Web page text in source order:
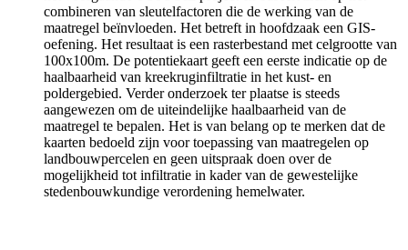
combineren van sleutelfactoren die de werking van de
maatregel beïnvloeden. Het betreft in hoofdzaak een GIS-
oefening. Het resultaat is een rasterbestand met celgrootte van
100x100m. De potentiekaart geeft een eerste indicatie op de
haalbaarheid van kreekruginfiltratie in het kust- en
poldergebied. Verder onderzoek ter plaatse is steeds
aangewezen om de uiteindelijke haalbaarheid van de
maatregel te bepalen. Het is van belang op te merken dat de
kaarten bedoeld zijn voor toepassing van maatregelen op
landbouwpercelen en geen uitspraak doen over de
mogelijkheid tot infiltratie in kader van de gewestelijke
stedenbouwkundige verordening hemelwater.